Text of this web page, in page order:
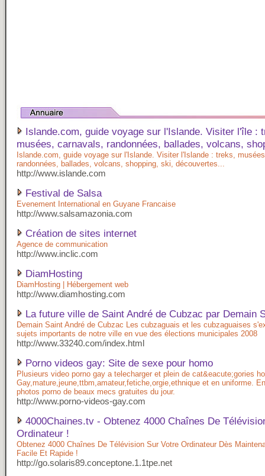
Islande.com, guide voyage sur l'Islande. Visiter l'île :
musées, carnavals, randonnées, ballades, volcans,
Islande.com, guide voyage sur l'Islande. Visiter l'Islande : treks,
randonnées, ballades, volcans, shopping, ski, découvertes...
http://www.islande.com
Festival de Salsa
Evenement International en Guyane Francaise
http://www.salsamazonia.com
Création de sites internet
Agence de communication
http://www.inclic.com
DiamHosting
DiamHosting | Hébergement web
http://www.diamhosting.com
La future ville de Saint André de Cubzac par Demain
Demain Saint André de Cubzac Les cubzaguais et les cubzaguaises
sujets importants de notre ville en vue des élections municipales 2008
http://www.33240.com/index.html
Porno videos gay: Site de sexe pour homo
Plusieurs video porno gay a telecharger et plein de cat&eacute;gories
Gay,mature,jeune,ttbm,amateur,fetiche,orgie,ethnique et en uniforme.
photos porno de beaux mecs gratuites du jour.
http://www.porno-videos-gay.com
4000Chaines.tv - Obtenez 4000 Chaînes De
Ordinateur !
Obtenez 4000 Chaînes De Télévision Sur Votre Ordinateur Dès
Facile Et Rapide !
http://go.solaris89.conceptone.1.1tpe.net